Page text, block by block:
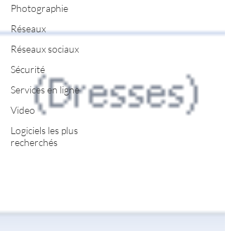
Photographie
Réseaux
Réseaux sociaux
Sécurité
Services en ligne
Video
Logiciels les plus
recherchés